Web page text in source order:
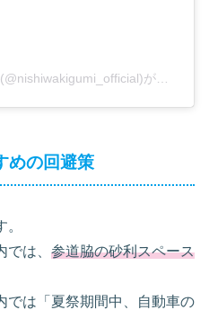
めの回避策
は、 参道脇の砂利スペース
では「夏祭期間中、自動車の